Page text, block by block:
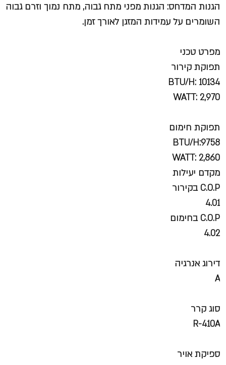
הגנות המדחס: הגנות מפני מתח גבוה, מתח נמוך וזרם גבוה
השומרים על עמידות המזגן לאורך זמן.
מפרט טכני
תפוקת קירור
BTU/H: 10134
WATT: 2,970
תפוקת חימום
BTU/H:9758
WATT: 2,860
מקדם יעילות
C.O.P בקירור
4.01
C.O.P בחימום
4.02
דירוג אנרגיה
A
סוג קרר
R-410A
ספיקת אויר